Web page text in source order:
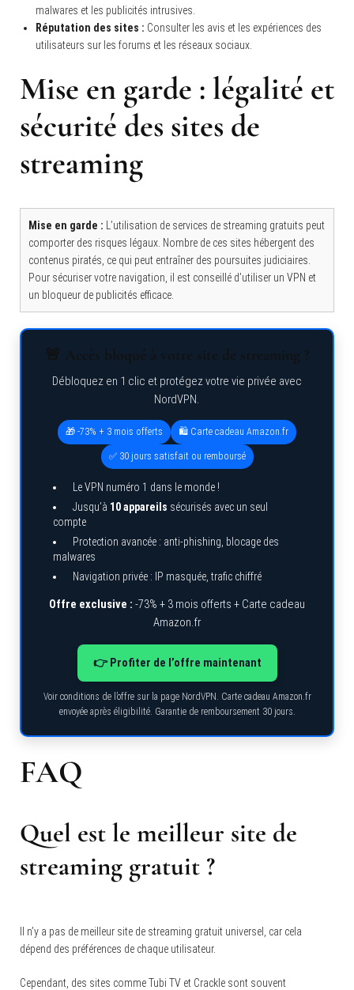
malwares et les publicités intrusives.
Réputation des sites : Consulter les avis et les expériences des
utilisateurs sur les forums et les réseaux sociaux.
Mise en garde : légalité et
sécurité des sites de
streaming
Mise en garde : L’utilisation de services de streaming gratuits peut
comporter des risques légaux. Nombre de ces sites hébergent des
contenus piratés, ce qui peut entraîner des poursuites judiciaires.
Pour sécuriser votre navigation, il est conseillé d’utiliser un VPN et
un bloqueur de publicités efficace.
🚨 Accès bloqué à votre site de streaming ?
Débloquez en 1 clic et protégez votre vie privée avec
NordVPN.
🎁 -73% + 3 mois offerts 🛍️ Carte cadeau Amazon.fr
✅ 30 jours satisfait ou remboursé
Le VPN numéro 1 dans le monde !
Jusqu’à 10 appareils sécurisés avec un seul
compte
Protection avancée : anti-phishing, blocage des
malwares
Navigation privée : IP masquée, trafic chiffré
Offre exclusive : -73% + 3 mois offerts + Carte cadeau
Amazon.fr
👉 Profiter de l’offre maintenant
Voir conditions de l’offre sur la page NordVPN. Carte cadeau Amazon.fr
envoyée après éligibilité. Garantie de remboursement 30 jours.
FAQ
Quel est le meilleur site de
streaming gratuit ?
Il n’y a pas de meilleur site de streaming gratuit universel, car cela
dépend des préférences de chaque utilisateur.
Cependant, des sites comme Tubi TV et Crackle sont souvent